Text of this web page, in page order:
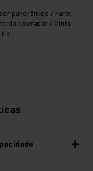
panorâmico / Farol
operador / Cinto